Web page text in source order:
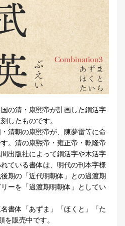
の清・康熙帝が計画した銅活字
したものです。
・清朝の康熙帝が、陳夢雷等に命
。清の康煕帝・雍正帝・乾隆帝
出版社によって銅活字や木活字
ている書体は、明代の刊本字様
期の「近代明朝体」との過渡期
ーを「過渡期明朝体」としてい
書体「あずま」「ほくと」「た
を販売中です。